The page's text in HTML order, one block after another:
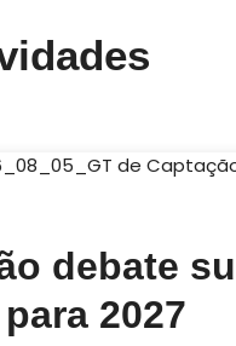
debate
2027